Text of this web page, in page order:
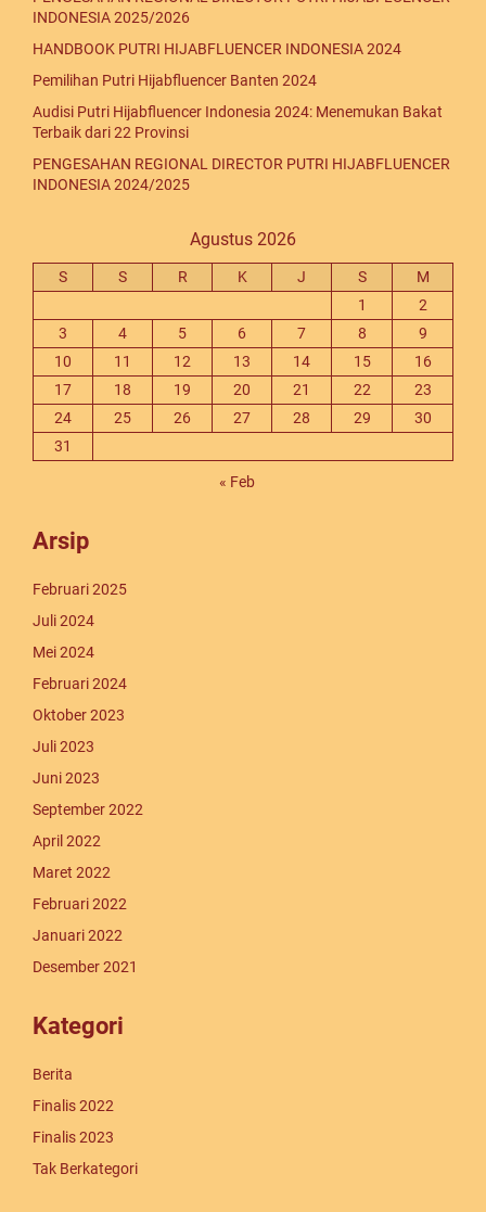
INDONESIA 2025/2026
HANDBOOK PUTRI HIJABFLUENCER INDONESIA 2024
Pemilihan Putri Hijabfluencer Banten 2024
Audisi Putri Hijabfluencer Indonesia 2024: Menemukan Bakat
Terbaik dari 22 Provinsi
PENGESAHAN REGIONAL DIRECTOR PUTRI HIJABFLUENCER
INDONESIA 2024/2025
Agustus 2026
S S R K J S
M
1
2
3
4 5 6 7 8
9
10
11 12 13 14 15
16
17
18 19 20 21 22
23
24
25 26 27 28 29
30
31
« Feb
Arsip
Februari 2025
Juli 2024
Mei 2024
Februari 2024
Oktober 2023
Juli 2023
Juni 2023
September 2022
April 2022
Maret 2022
Februari 2022
Januari 2022
Desember 2021
Kategori
Berita
Finalis 2022
Finalis 2023
Tak Berkategori